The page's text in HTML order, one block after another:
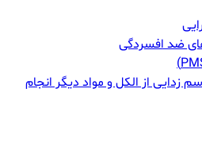
ضد افسردگی
از الکل و مواد دیگر انجام